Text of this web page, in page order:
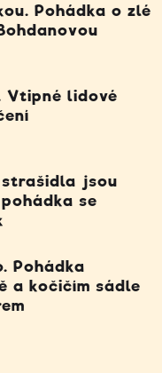
Pohádka o zlé
Vtipné lidové
jsou
se
Pohádka
a kočičím sádle